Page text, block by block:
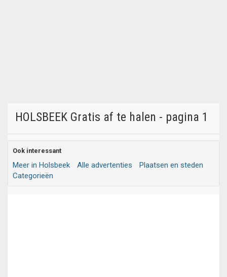
HOLSBEEK Gratis af te halen - pagina 1
Ook interessant
Meer in Holsbeek Alle advertenties
Plaatsen en steden
Categorieën